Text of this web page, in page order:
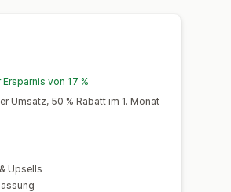
Preise
von 17 %
Umsatz, 50 % Rabatt im 1. Monat
Upsells